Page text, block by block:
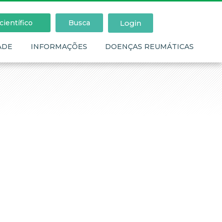
Busca Login
INFORMAÇÕES DOENÇAS REUMÁTICAS